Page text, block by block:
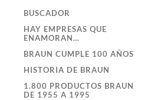
BUSCADOR
HAY EMPRESAS QUE
ENAMORAN…
BRAUN CUMPLE 100 AÑOS
HISTORIA DE BRAUN
1.800 PRODUCTOS BRAUN
DE 1955 A 1995